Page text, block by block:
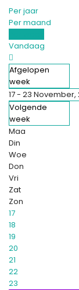
Per jaar
Per maand
Vandaag
Afgelopen
week
17 - 23 November,
Volgende
week
Maa
Din
Woe
Don
Vri
Zat
Zon
17
18
19
20
21
22
23